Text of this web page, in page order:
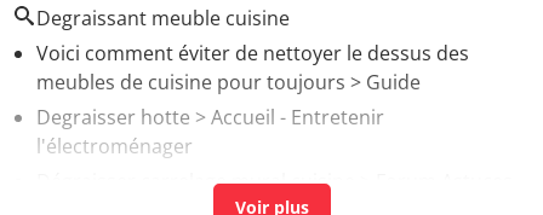
Degraissant meuble cuisine
Voici comment éviter de nettoyer le dessus des
meubles de cuisine pour toujours > Guide
Degraisser hotte > Accueil - Entretenir
l'électroménager
Dégraisser carrelage mural cuisine